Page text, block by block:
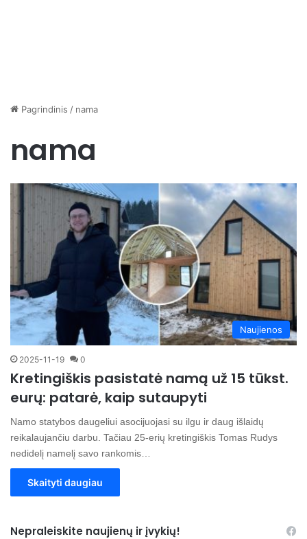
Pagrindinis / nama
nama
Naujienos
2025-11-19 0
Kretingiškis pasistatė namą už 15 tūkst.
eurų: patarė, kaip sutaupyti
Namo statybos daugeliui asocijuojasi su ilgu ir daug išlaidų
reikalaujančiu darbu. Tačiau 25-erių kretingiškis Tomas Rudys
nedidelį namelį savo rankomis…
Skaityti daugiau
Nepraleiskite naujienų ir įvykių!